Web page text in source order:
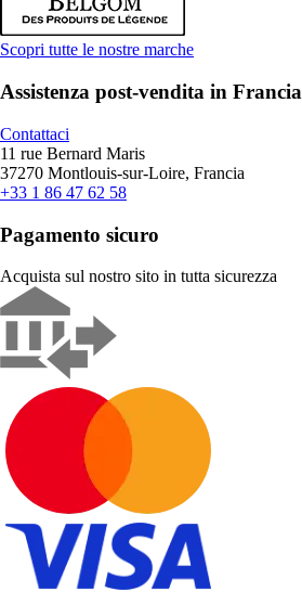
Scopri tutte le nostre marche
Assistenza post-vendita in Francia
Contattaci
11 rue Bernard Maris
37270 Montlouis-sur-Loire, Francia
+33 1 86 47 62 58
Pagamento sicuro
Acquista sul nostro sito in tutta sicurezza